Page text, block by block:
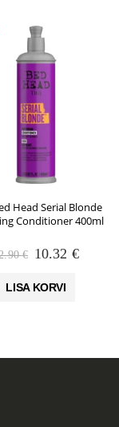
Head Serial Blonde
Conditioner 400ml
€ Algne
oli:
12.90 €.
10.32 €
LISA KORVI